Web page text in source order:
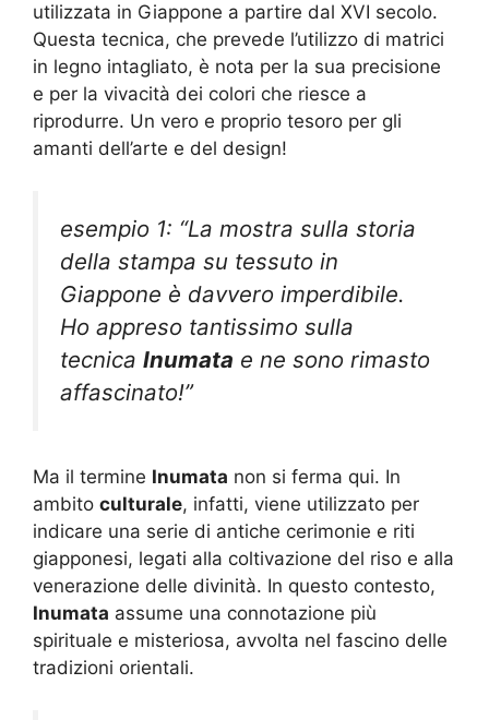
utilizzata in Giappone a partire dal XVI secolo.
Questa tecnica, che prevede l’utilizzo di matrici
in legno intagliato, è nota per la sua precisione
e per la vivacità dei colori che riesce a
riprodurre. Un vero e proprio tesoro per gli
amanti dell’arte e del design!
esempio 1: “La mostra sulla storia
della stampa su tessuto in
Giappone è davvero imperdibile.
Ho appreso tantissimo sulla
tecnica Inumata e ne sono rimasto
affascinato!”
Ma il termine Inumata non si ferma qui. In
ambito culturale, infatti, viene utilizzato per
indicare una serie di antiche cerimonie e riti
giapponesi, legati alla coltivazione del riso e alla
venerazione delle divinità. In questo contesto,
Inumata assume una connotazione più
spirituale e misteriosa, avvolta nel fascino delle
tradizioni orientali.